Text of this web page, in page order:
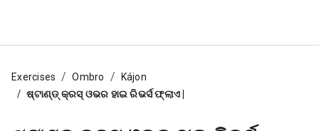
Exercises Ombro
Kájon
ଷ୍ଟାଣ୍ଡ୍ କ୍ରସ୍ ଓଭର ହାଇ ରିଭର୍ସ ଫ୍ଲାଏ |